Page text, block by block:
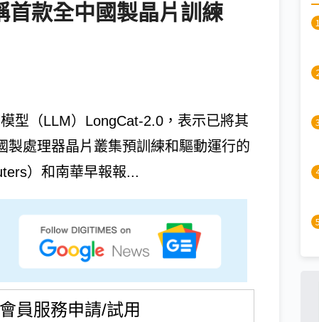
款全中國製晶片訓練
型（LLM）LongCat-2.0，表示已將其
製處理器晶片叢集預訓練和驅動運行的
）和南華早報報...
會員服務申請/試用